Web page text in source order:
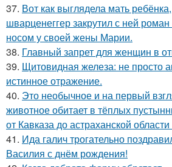
37. Вот как выглядела мать
шварценеггер закрутил с ней
носом у своей жены Марии.
38. Главный запрет для женщин в
39. Щитовидная железа: не просто
истинное отражение.
40. Это необычное и на первый
животное обитает в тёплых
от Кавказа до астраханской
41. Ида галич трогательно
Василия с днём рождения!